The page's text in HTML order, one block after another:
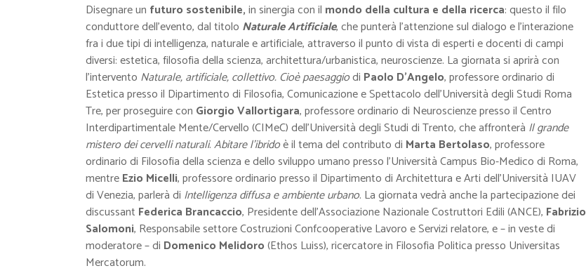
Disegnare un futuro sostenibile,in sinergia con il mondo della cultura e della ricerca: questo il filo
conduttore dell’evento,dal titolo Naturale Artificiale, che punterà l’attenzionesul dialogo e l’interazione
fra i due tipi di intelligenza, naturale e artificiale, attraverso il punto di vista di esperti e docenti di campi
diversi: estetica, filosofia della scienza, architettura/urbanistica, neuroscienze. La giornata si aprirà con
l’intervento Naturale, artificiale, collettivo. Cioè paesaggiodi Paolo D’Angelo, professore ordinario di
Estetica presso il Dipartimento di Filosofia, Comunicazione e Spettacolo dell’Università degli Studi Roma
Tre, per proseguire con Giorgio Vallortigara, professore ordinario di Neuroscienze presso il Centro
Interdipartimentale Mente/Cervello (CIMeC) dell’Università degli Studi di Trento, che affronterà Il grande
mistero dei cervelli naturali.Abitare l’ibridoè il tema del contributo di Marta Bertolaso, professore
ordinario di Filosofia della scienza e dello sviluppo umano presso l’Università Campus Bio-Medico di Roma,
mentreEzio Micelli, professore ordinario presso il Dipartimento di Architettura e Arti dell’Università IUAV
di Venezia, parlerà di Intelligenza diffusa e ambiente urbano. La giornata vedrà anche la partecipazione dei
discussant Federica Brancaccio, Presidente dell’Associazione Nazionale Costruttori Edili (ANCE), Fabrizio
Salomoni, Responsabile settore Costruzioni Confcooperative Lavoro e Servizi relatore, e – in veste di
moderatore – di Domenico Melidoro(Ethos Luiss), ricercatore in Filosofia Politica presso Universitas
Mercatorum.